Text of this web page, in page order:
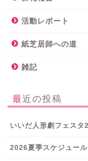
活動レポート
紙芝居師への道
雑記
最近の投稿
いいだ人形劇フェスタ
2026夏季スケジュール